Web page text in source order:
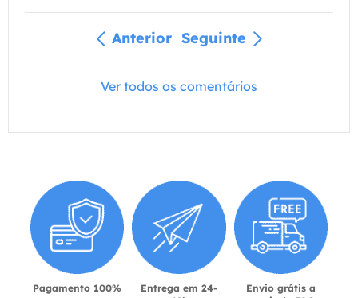
Anterior Seguinte
Ver todos os comentários
Pagamento 100%
Entrega em 24-
Envio grátis a